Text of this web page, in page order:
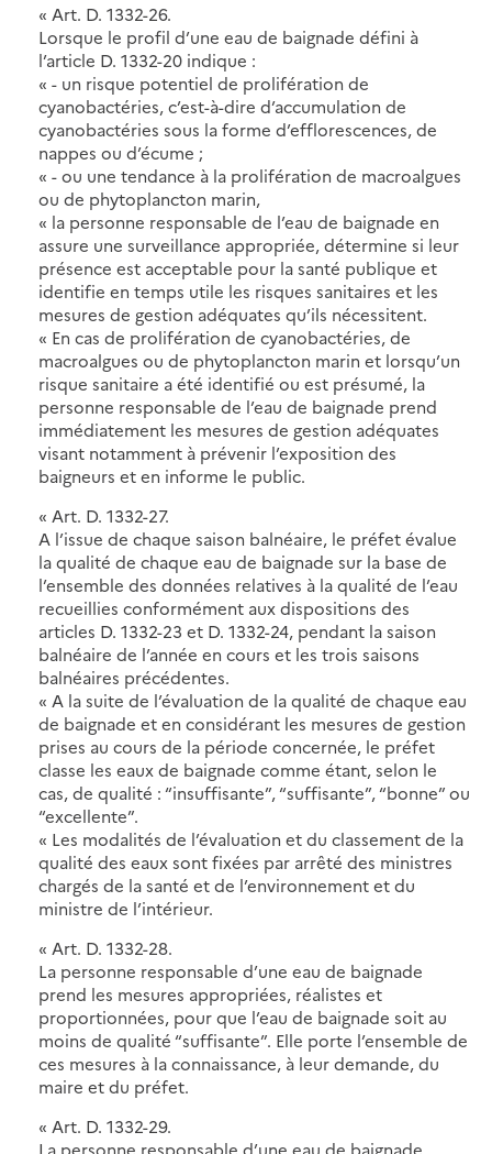
« Art. D. 1332-26.
Lorsque le profil d’une eau de baignade défini à
l’article D. 1332-20 indique :
« - un risque potentiel de prolifération de
cyanobactéries, c’est-à-dire d’accumulation de
cyanobactéries sous la forme d’efflorescences, de
nappes ou d’écume ;
« - ou une tendance à la prolifération de macroalgues
ou de phytoplancton marin,
« la personne responsable de l’eau de baignade en
assure une surveillance appropriée, détermine si leur
présence est acceptable pour la santé publique et
identifie en temps utile les risques sanitaires et les
mesures de gestion adéquates qu’ils nécessitent.
« En cas de prolifération de cyanobactéries, de
macroalgues ou de phytoplancton marin et lorsqu’un
risque sanitaire a été identifié ou est présumé, la
personne responsable de l’eau de baignade prend
immédiatement les mesures de gestion adéquates
visant notamment à prévenir l’exposition des
baigneurs et en informe le public.
« Art. D. 1332-27.
A l’issue de chaque saison balnéaire, le préfet évalue
la qualité de chaque eau de baignade sur la base de
l’ensemble des données relatives à la qualité de l’eau
recueillies conformément aux dispositions des
articles D. 1332-23 et D. 1332-24, pendant la saison
balnéaire de l’année en cours et les trois saisons
balnéaires précédentes.
« A la suite de l’évaluation de la qualité de chaque eau
de baignade et en considérant les mesures de gestion
prises au cours de la période concernée, le préfet
classe les eaux de baignade comme étant, selon le
cas, de qualité : “insuffisante”, “suffisante”, “bonne” ou
“excellente”.
« Les modalités de l’évaluation et du classement de la
qualité des eaux sont fixées par arrêté des ministres
chargés de la santé et de l’environnement et du
ministre de l’intérieur.
« Art. D. 1332-28.
La personne responsable d’une eau de baignade
prend les mesures appropriées, réalistes et
proportionnées, pour que l’eau de baignade soit au
moins de qualité “suffisante”. Elle porte l’ensemble de
ces mesures à la connaissance, à leur demande, du
maire et du préfet.
« Art. D. 1332-29.
La personne responsable d’une eau de baignade